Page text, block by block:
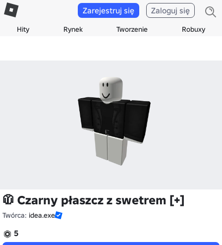
Hity Rynek Tworzenie Robuxy
Zarejestruj się Zaloguj się
🧥 Czarny płaszcz z swetrem [+]
Twórca: idea.exe
5